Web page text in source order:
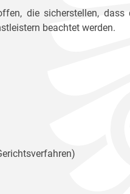
die sicherstellen,
beachtet werden.